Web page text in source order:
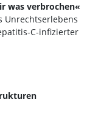
was verbrochen«
Unrechtserlebens
C-infizierter